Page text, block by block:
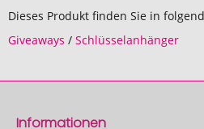
Dieses Produkt finden Sie in
Giveaways / Schlüsselanhänger
Informationen